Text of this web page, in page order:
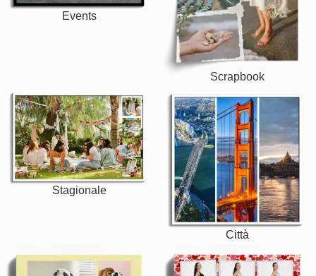
Events
Scrapbook
Stagionale
Città